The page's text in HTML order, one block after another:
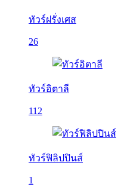
ทัวร์ฝรั่งเศส
26
ทัวร์อิตาลี
112
ทัวร์ฟิลิปปินส์
1